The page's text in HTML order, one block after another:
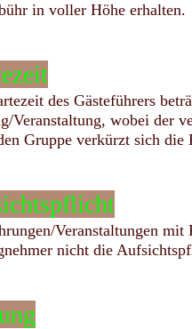
in voller Höhe erhalten.
des Gästeführers
Veranstaltung, wobei der
Gruppe verkürzt sich die
Veranstaltungen
nicht die